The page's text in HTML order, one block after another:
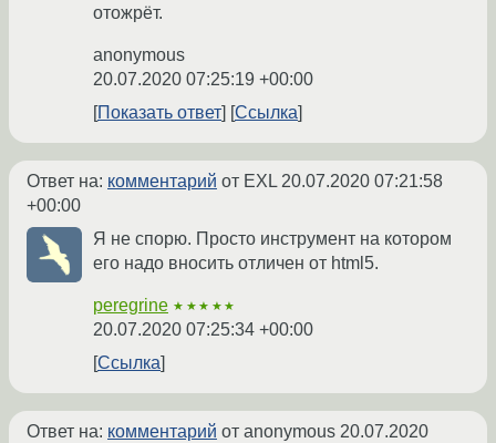
отожрёт.
anonymous
20.07.2020 07:25:19 +00:00
Показать ответ
Ссылка
Ответ на: комментарий от EXL20.07.2020 07:21:58
+00:00
Я не спорю. Просто инструмент на котором
его надо вносить отличен от html5.
peregrine ★★★★★
20.07.2020 07:25:34 +00:00
Ссылка
Ответ на: комментарий от anonymous 20.07.2020